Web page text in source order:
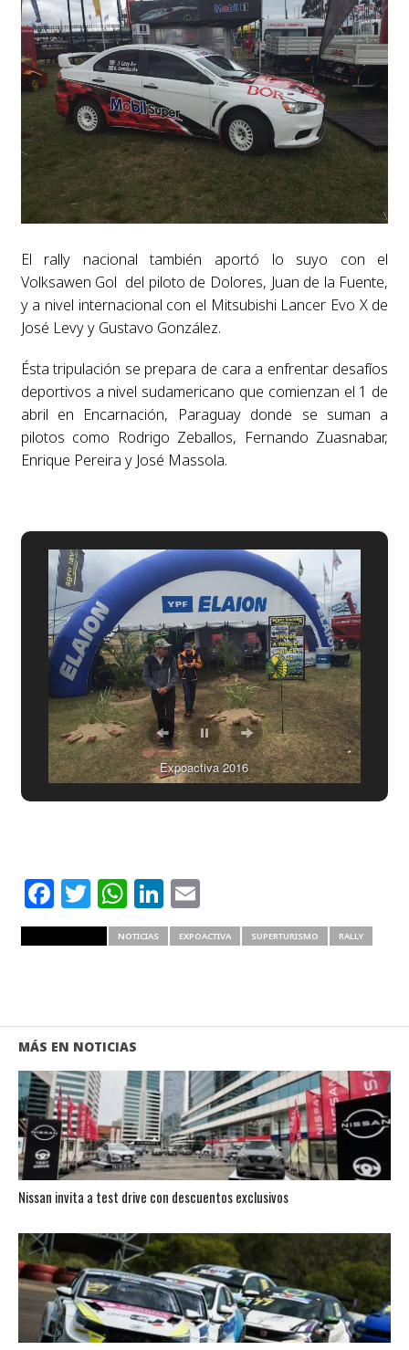
El rally nacional también aportó lo suyo con el
Volksawen Gol del piloto de Dolores, Juan de la Fuente,
y a nivel internacional con el Mitsubishi Lancer Evo X de
José Levy y Gustavo González.
Ésta tripulación se prepara de cara a enfrentar desafíos
deportivos a nivel sudamericano que comienzan el 1 de
abril en Encarnación, Paraguay donde se suman a
pilotos como Rodrigo Zeballos, Fernando Zuasnabar,
Enrique Pereira y José Massola.
Expoactiva 2016
Facebook
Twitter
WhatsApp
LinkedIn
Email
NOTICIAS EXPOACTIVA SUPERTURISMO RALLY
MÁS EN NOTICIAS
Nissan invita a test drive con descuentos exclusivos